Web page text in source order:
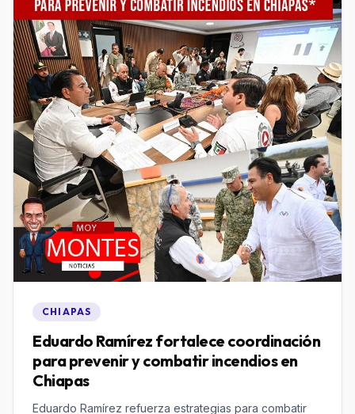
CHIAPAS
Eduardo Ramírez fortalece coordinación
para prevenir y combatir incendios en
Chiapas
Eduardo Ramírez refuerza estrategias para combatir